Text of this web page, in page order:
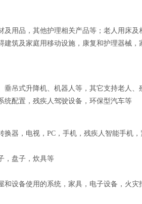
及用品，其他护理相关产品等；老人用床
筑及家庭用移动设施，康复和护理器械
吊式升降机、机器人等，其它支持老人
统配置，残疾人驾驶设备，环保型汽车等
器，电视，PC，手机，残疾人智能手机
，盘子，炊具等
设备使用的系统，家具，电子设备，火